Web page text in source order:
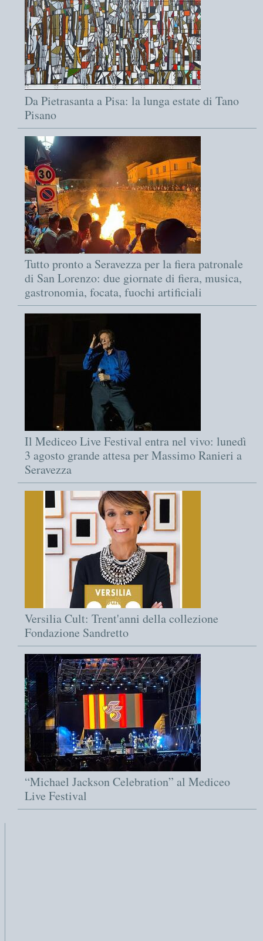
Da Pietrasanta a Pisa: la lunga estate di Tano
Pisano
Tutto pronto a Seravezza per la fiera patronale
di San Lorenzo: due giornate di fiera, musica,
gastronomia, focata, fuochi artificiali
Il Mediceo Live Festival entra nel vivo: lunedì
3 agosto grande attesa per Massimo Ranieri a
Seravezza
Versilia Cult: Trent'anni della collezione
Fondazione Sandretto
“Michael Jackson Celebration” al Mediceo
Live Festival